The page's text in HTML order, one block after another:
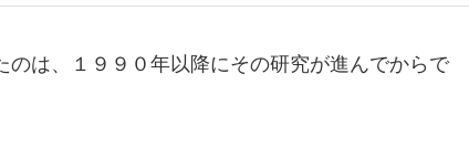
は、１９９０年以降にその研究が進んでからで